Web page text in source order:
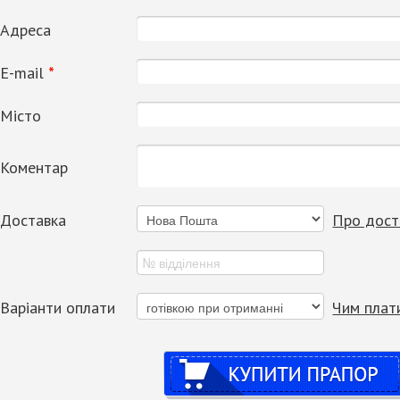
Адреса
Е-mail *
Місто
Коментар
Доставка Про
Варіанти оплати Чим
Купити